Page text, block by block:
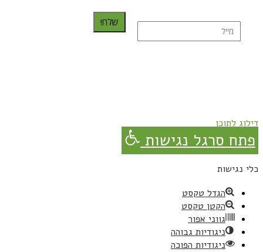
שלח!
דילוג לתוכן
פתח סרגל נגישות
כלי נגישות
הגדל טקסט
הקטן טקסט
גווני אפור
ניגודיות גבוהה
ניגודיות הפוכה